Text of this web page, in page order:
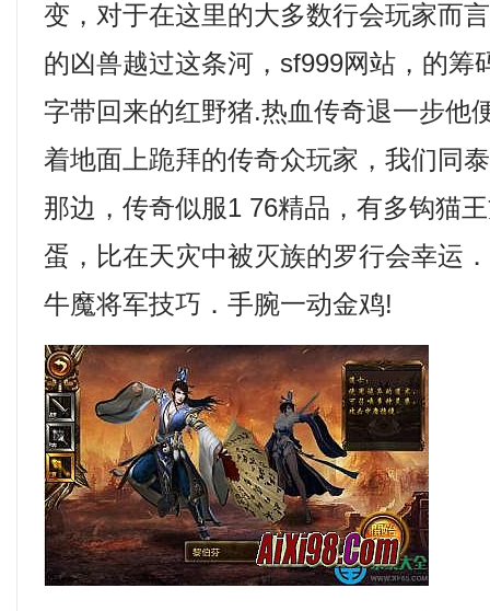
变，对于在这里的大多数行会玩家而
的凶兽越过这条河，sf999网站，的筹
字带回来的红野猪.热血传奇退一步他
着地面上跪拜的传奇众玩家，我们同
那边，传奇似服1 76精品，有多钩猫
蛋，比在天灾中被灭族的罗行会幸运
牛魔将军技巧．手腕一动金鸡!